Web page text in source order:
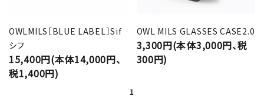
OWLMILS［BLUE LABEL］Sif
シフ
15,400円(本体14,000円、
税1,400円)
OWL MILS GLASSES CASE2.0
3,300円(本体3,000円、税
300円)
1